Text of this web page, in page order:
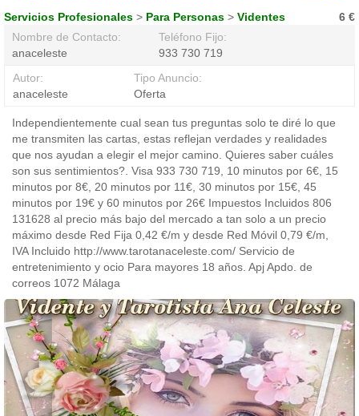
6 €
Servicios Profesionales > Para Personas > Videntes
Nombre de Contacto:
anaceleste
Teléfono Fijo:
933 730 719
Autor:
anaceleste
Tipo Anuncio:
Oferta
Independientemente cual sean tus preguntas solo te diré lo que
me transmiten las cartas, estas reflejan verdades y realidades
que nos ayudan a elegir el mejor camino. Quieres saber cuáles
son sus sentimientos?. Visa 933 730 719, 10 minutos por 6€, 15
minutos por 8€, 20 minutos por 11€, 30 minutos por 15€, 45
minutos por 19€ y 60 minutos por 26€ Impuestos Incluidos 806
131628 al precio más bajo del mercado a tan solo a un precio
máximo desde Red Fija 0,42 €/m y desde Red Móvil 0,79 €/m,
IVA Incluido http://www.tarotanaceleste.com/ Servicio de
entretenimiento y ocio Para mayores 18 años. Apj Apdo. de
correos 1072 Málaga